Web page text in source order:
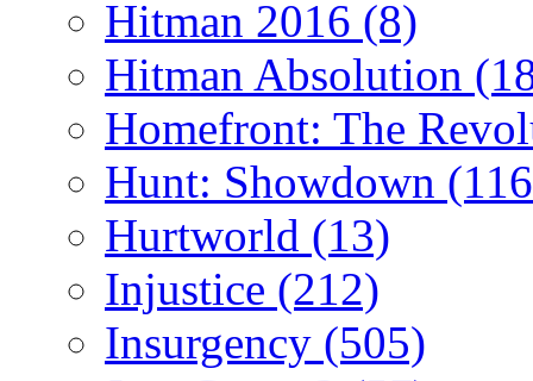
Hitman 2016 (8)
Hitman Absolution
Homefront: The
Hunt: Showdown
Hurtworld (13)
Injustice (212)
Insurgency (505)